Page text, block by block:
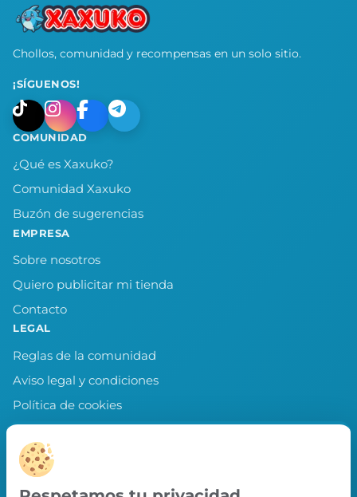
Chollos, comunidad y recompensas en un solo sitio.
¡SÍGUENOS!
COMUNIDAD
¿Qué es Xaxuko?
Comunidad Xaxuko
Buzón de sugerencias
EMPRESA
Sobre nosotros
Quiero publicitar mi tienda
Contacto
LEGAL
Reglas de la comunidad
Aviso legal y condiciones
Política de cookies
Política de privacidad
Preferencias de cookies
LLEVA XAXUKO CONTIGO